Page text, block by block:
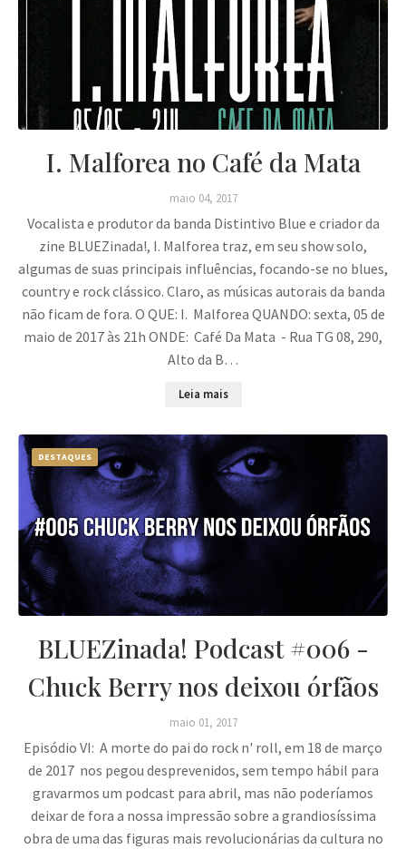
I. Malforea no Café da Mata
maio 04, 2017
Vocalista e produtor da banda Distintivo Blue e criador da
zine BLUEZinada!, I. Malforea traz, em seu show solo,
algumas de suas principais influências, focando-se no blues,
country e rock clássico. Claro, as músicas autorais da banda
não ficam de fora. O QUE: I. Malforea QUANDO: sexta, 05 de
maio de 2017 às 21h ONDE: Café Da Mata - Rua TG 08, 290,
Alto da B…
Leia mais
DESTAQUES
BLUEZinada! Podcast #006 -
Chuck Berry nos deixou órfãos
maio 01, 2017
Episódio VI: A morte do pai do rock n' roll, em 18 de março
de 2017 nos pegou desprevenidos, sem tempo hábil para
gravarmos um podcast para abril, mas não poderíamos
deixar de fora a nossa impressão sobre a grandiosíssima
obra de uma das figuras mais revolucionárias da cultura no